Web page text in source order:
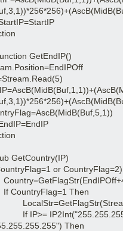
GetEndIP()
GetCountry(IP)
or CountryFlag=2)
Then
Then